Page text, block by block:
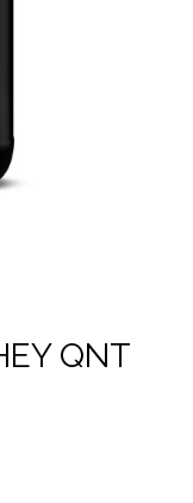
QNT